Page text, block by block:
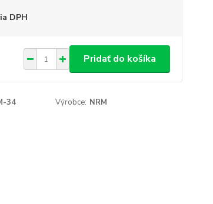
DPH
Pridať do košíka
34 Výrobce: NRM